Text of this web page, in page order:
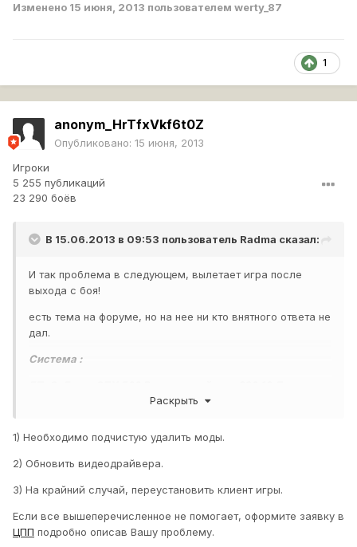
Изменено 15 июня, 2013 пользователем werty_87
1
anonym_HrTfxVkf6t0Z
Опубликовано: 15 июня, 2013
Игроки
5 255 публикаций
23 290 боёв
В 15.06.2013 в 09:53 пользователь Radma сказал:
И так проблема в следующем, вылетает игра после
выхода с боя!
есть тема на форуме, но на нее ни кто внятного ответа не
дал.
Система :
Раскрыть
1) Необходимо подчистую удалить моды.
2) Обновить видеодрайвера.
3) На крайний случай, переустановить клиент игры.
Если все вышеперечисленное не помогает, оформите заявку в
ЦПП подробно описав Вашу проблему.